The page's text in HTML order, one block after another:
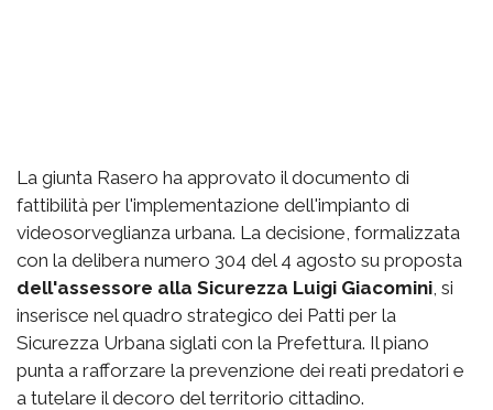
La giunta Rasero ha approvato il documento di
fattibilità per l'implementazione dell'impianto di
videosorveglianza urbana. La decisione, formalizzata
con la delibera numero 304 del 4 agosto su proposta
dell'assessore alla Sicurezza Luigi Giacomini , si
inserisce nel quadro strategico dei Patti per la
Sicurezza Urbana siglati con la Prefettura. Il piano
punta a rafforzare la prevenzione dei reati predatori e
a tutelare il decoro del territorio cittadino.